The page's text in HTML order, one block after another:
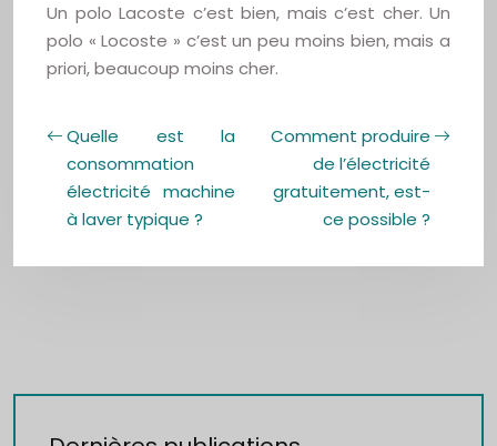
Un polo Lacoste c’est bien, mais c’est cher. Un
polo « Locoste » c’est un peu moins bien, mais a
priori, beaucoup moins cher.
Quelle est la
consommation
électricité machine
à laver typique ?
Comment produire
de l’électricité
gratuitement, est-
ce possible ?